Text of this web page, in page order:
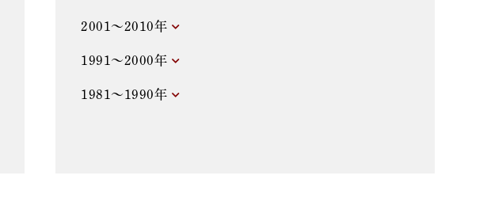
2001～2010年
1991～2000年
1981～1990年